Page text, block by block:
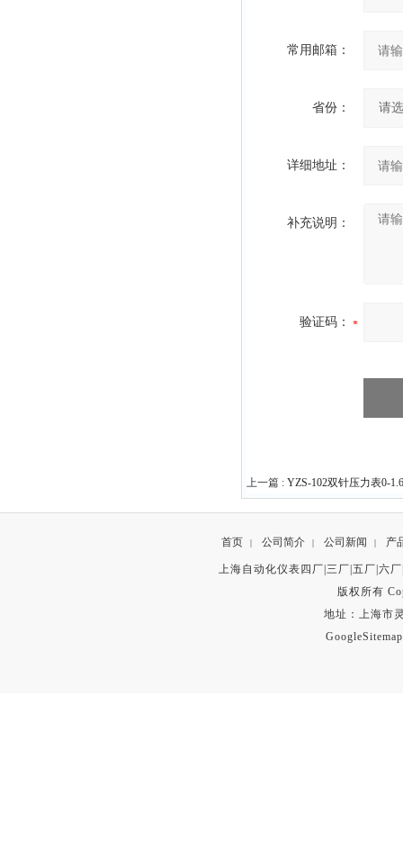
常用邮箱：
省份：
详细地址：
补充说明：
验证码：
上一篇 : YZS-102双针压力表0-
首页 | 公司简介 | 公司新闻 | 产
上海自动化仪表四厂|三厂|五厂|六
版权所有
地址：上海市
GoogleSitemap